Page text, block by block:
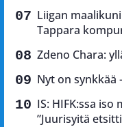
Liigan
Tappara
Zdeno Chara:
Nyt on synkkää
IS: HIFK:ssa
”Juurisyitä